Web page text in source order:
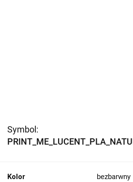
Symbol:
Kolor bezbarwny